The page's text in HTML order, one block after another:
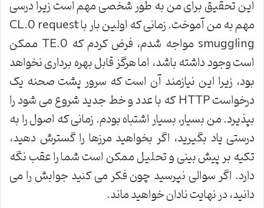
این تحقیق برای من به طور شخصی مهم است زیرا درسی
مهم به من آموخت. زمانی که اولین بار باCL.0 request
smuggling مواجه شدم، فرض کردم که
ممکن
است وجود داشته باشد، اما هرگز قابل بهره برداری نخواهد
بود، زیرا این نیازمند آن است که سرور پشت صحنه یک
درخواست
که با عدد و خط جدید شروع می شود را
بپذیرد. من بسیار، بسیار اشتباه بودم. زمانی که اصول را به
درستی یاد بگیرید، اگر بخواهید مرزها را گسترش دهید،
تکیه بر پیش بینی و تحلیل ممکن است شما را عقب نگه
دارد. اگر سوالی نپرسید چون فکر می کنید جوابش را می
دانید، در نهایت نادان خواهید ماند.